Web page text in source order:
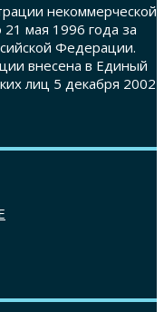
некоммерческой
мая 1996 года за
Федерации.
внесена в Единый
лиц 5 декабря 2002